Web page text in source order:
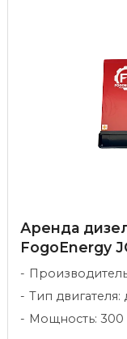
Аренда
FogoEnergy
Тип двигателя:
Мощность: 300